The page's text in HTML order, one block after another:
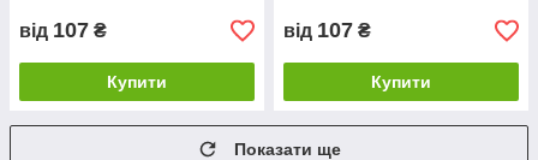
від 107 ₴
Купити
від 107 ₴
Купити
Показати ще